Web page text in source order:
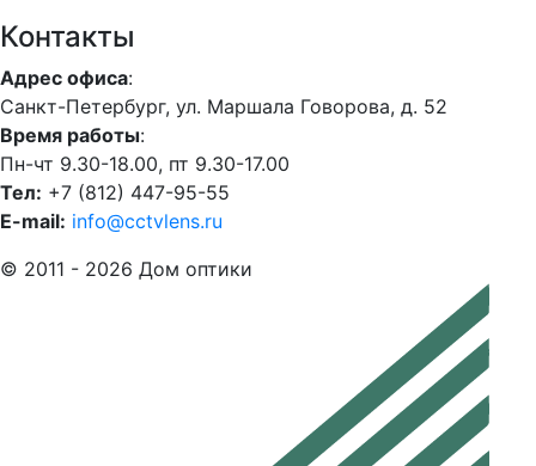
Контакты
Адрес офиса:
Санкт-Петербург, ул. Маршала Говорова, д. 52
Время работы:
Пн-чт 9.30-18.00, пт 9.30-17.00
Тел: +7 (812) 447-95-55
E-mail: info@cctvlens.ru
© 2011 - 2026 Дом оптики